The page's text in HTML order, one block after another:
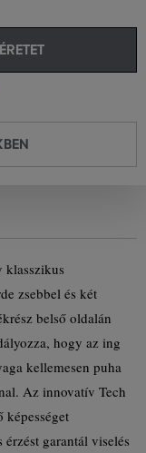
klasszikus
zsebbel és két
belső oldalán
hogy az ing
kellemesen puha
Az innovatív Tech
képességet
garantál viselés